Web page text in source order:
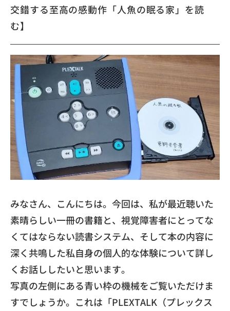
交錯する至高の感動作「人魚の眠る家」を読
む】
​みなさん、こんにちは。今回は、 私が最近聴いた
素晴らしい一冊の書籍と、 視覚障害者にとってな
くてはならない読書システム、 そして本の内容に
深く共鳴した私自身の個人的な体験について詳し
くお話ししたいと思います。
​写真の左側にある青い枠の機械をご覧いただけま
すでしょうか。 これは「PLEXTALK（プレックス